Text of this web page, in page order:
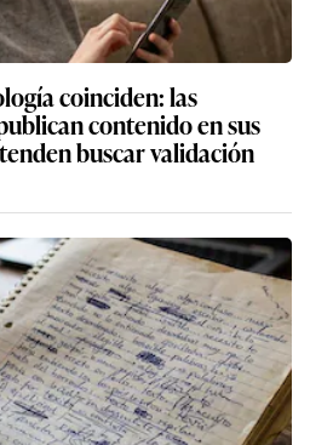
coinciden: las
contenido en sus
buscar validación